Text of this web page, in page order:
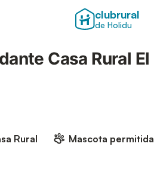
clubrural
de Holidu
Casa Rural El
Rural
Mascota permitida